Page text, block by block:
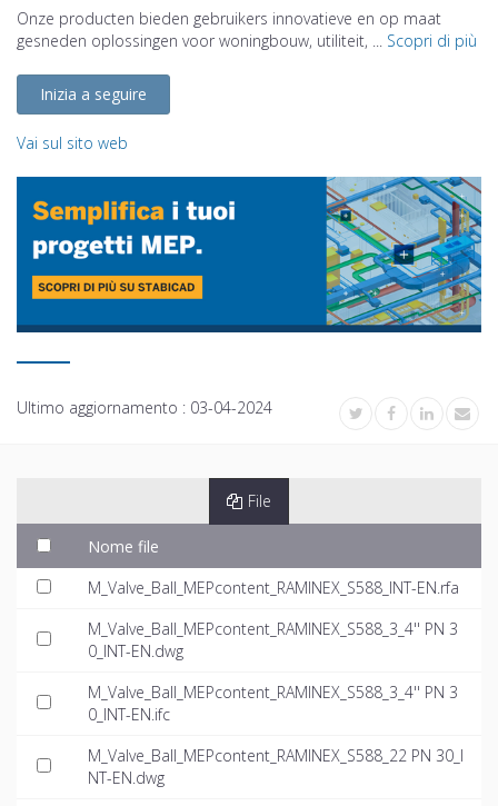
Onze producten bieden gebruikers innovatieve en op maat
gesneden oplossingen voor woningbouw, utiliteit, ... Scopri di più
Inizia a seguire
Vai sul sito web
Ultimo aggiornamento : 03-04-2024
File
Nome file
M_Valve_Ball_MEPcontent_RAMINEX_S588_INT-EN.rfa
M_Valve_Ball_MEPcontent_RAMINEX_S588_3_4'' PN 3
0_INT-EN.dwg
M_Valve_Ball_MEPcontent_RAMINEX_S588_3_4'' PN 3
0_INT-EN.ifc
M_Valve_Ball_MEPcontent_RAMINEX_S588_22 PN 30_I
NT-EN.dwg